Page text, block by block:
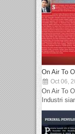
On Air To
Oct 06,
On Air To
Industri